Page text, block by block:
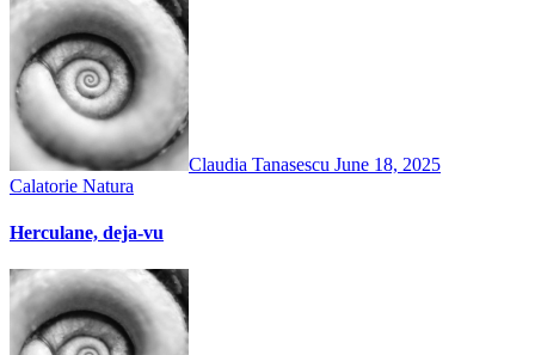
Claudia Tanasescu June 18, 2025
Calatorie Natura
Herculane, deja-vu